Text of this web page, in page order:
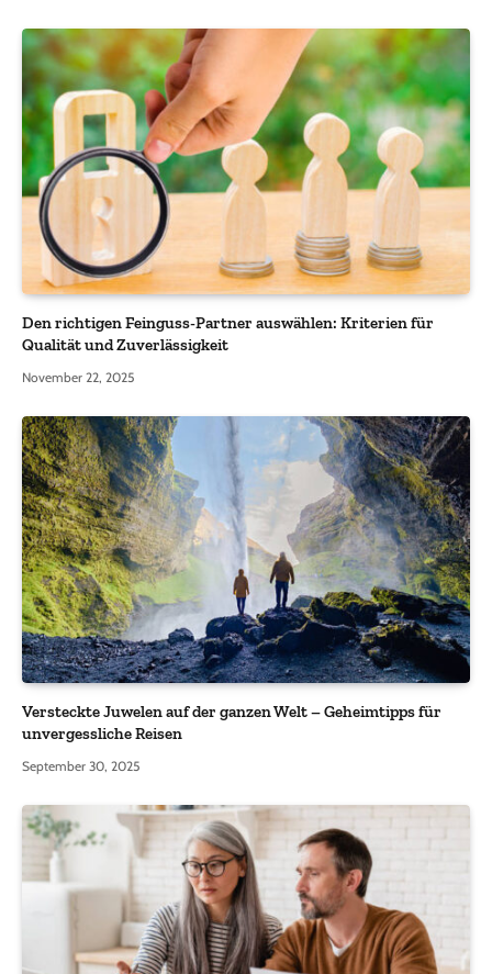
Den richtigen Feinguss-Partner auswählen: Kriterien für
Qualität und Zuverlässigkeit
November 22, 2025
Versteckte Juwelen auf der ganzen Welt – Geheimtipps für
unvergessliche Reisen
September 30, 2025